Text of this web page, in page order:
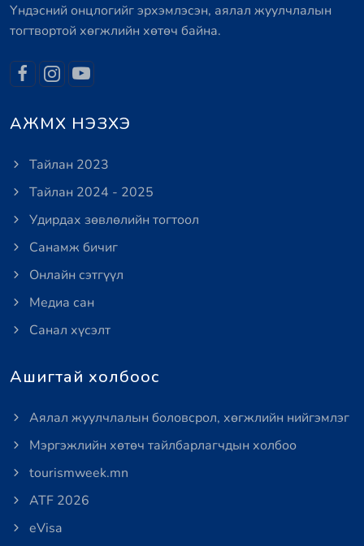
Үндэсний онцлогийг эрхэмлэсэн, аялал жуулчлалын
тогтвортой хөгжлийн хөтөч байна.
АЖМХ НЭЗХЭ
Тайлан 2023
Тайлан 2024 - 2025
Удирдах зөвлөлийн тогтоол
Санамж бичиг
Онлайн сэтгүүл
Медиа сан
Санал хүсэлт
Ашигтай холбоос
Аялал жуулчлалын боловсрол, хөгжлийн нийгэмлэг
Мэргэжлийн хөтөч тайлбарлагчдын холбоо
tourismweek.mn
ATF 2026
eVisa